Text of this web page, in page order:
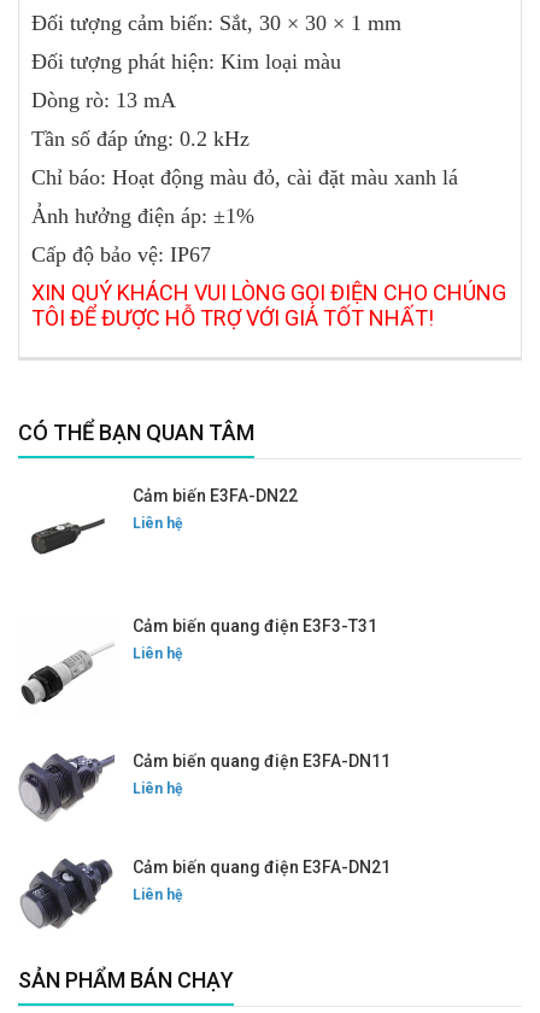
Đối tượng cảm biến: Sắt, 30 × 30 × 1 mm
Đối tượng phát hiện: Kim loại màu
Dòng rò: 13 mA
Tần số đáp ứng: 0.2 kHz
Chỉ báo: Hoạt động màu đỏ, cài đặt màu xanh lá
Ảnh hưởng điện áp: ±1%
Cấp độ bảo vệ: IP67
XIN QUÝ KHÁCH VUI LÒNG GỌI ĐIỆN CHO CHÚNG
TÔI ĐỂ ĐƯỢC HỖ TRỢ VỚI GIÁ TỐT NHẤT!
CÓ THỂ BẠN QUAN TÂM
Cảm biến E3FA-DN22
Liên hệ
Cảm biến quang điện E3F3-T31
Liên hệ
Cảm biến quang điện E3FA-DN11
Liên hệ
Cảm biến quang điện E3FA-DN21
Liên hệ
SẢN PHẨM BÁN CHẠY